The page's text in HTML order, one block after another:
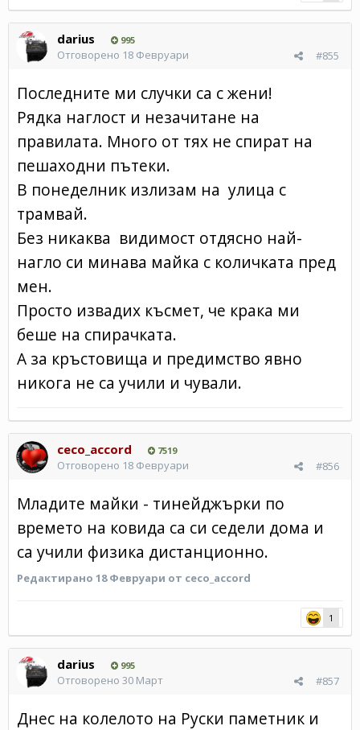
darius 995
#855
Отговорено 18 Февруари
Последните ми случки са с жени!
Рядка наглост и незачитане на
правилата. Много от тях не спират на
пешаходни пътеки.
В понеделник излизам на улица с
трамвай.
Без никаква видимост отдясно най-
нагло си минава майка с количката пред
мен.
Просто извадих късмет, че крака ми
беше на спирачката.
А за кръстовища и предимство явно
никога не са учили и чували.
ceco_accord 7519
#856
Отговорено 18 Февруари
Младите майки - тинейджърки по
времето на ковида са си седели дома и
са учили физика дистанционно.
Редактирано 18 Февруари от ceco_accord
1
darius 995
#857
Отговорено 30 Март
Днес на колелото на Руски паметник и